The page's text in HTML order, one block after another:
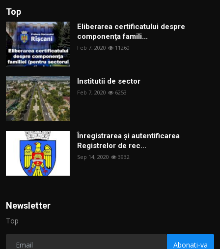
Top
Eliberarea certificatului despre
componenţa famili...
Feb 7, 2020 11260
Institutii de sector
Feb 7, 2020 6253
Înregistrarea și autentificarea
Registrelor de rec...
Sep 14, 2020 3932
Newsletter
Top
Abonati-va